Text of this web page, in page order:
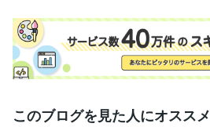
このブログを見た人にオススメ